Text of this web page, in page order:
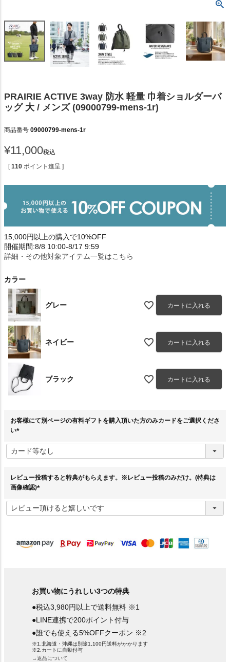
PRAIRIE ACTIVE 3way 防水 軽量 巾着ショルダーバ
ッグ 大 / メンズ (09000799-mens-1r)
商品番号 09000799-mens-1r
¥11,000税込
[ 110 ポイント進呈 ]
15,000円以上の購入で10%OFF
開催期間:8/8 10:00-8/17 9:59
詳細・その他対象アイテム一覧はこちら
カラー
グレー カートに入れる
ネイビー カートに入れる
ブラック カートに入れる
お客様にて別ページの有料ギフトを購入頂いた方のみカードをご選択くださ
い
必
須
レビュー投稿すると特典がもらえます。※レビュー投稿のみだけ。(特典は
画像確認)
必
須
お買い物にうれしい3つの特典
●税込3,980円以上で送料無料 ※1
●LINE連携で200ポイント付与
●誰でも使える5%OFFクーポン ※2
※1.北海道・沖縄は別途1,100円送料がかかります
※2.カートに自動付与
→返品について